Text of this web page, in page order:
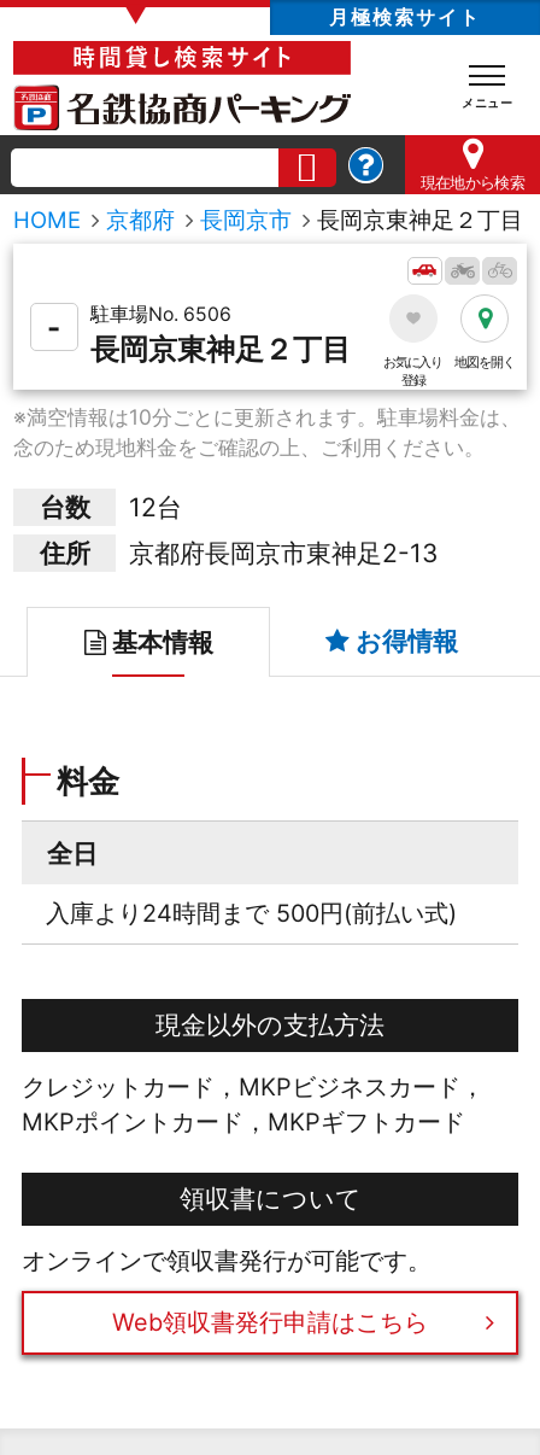
▼ 月極検索サイト
現在地から検索
HOME 京都府 長岡京市 長岡京東神足２丁目
- 駐車場No. 6506
長岡京東神足２丁目
お気に入り
登録
地図を開く
※満空情報は10分ごとに更新されます。駐車場料金は、
念のため現地料金をご確認の上、ご利用ください。
台数
12台
住所
京都府長岡京市東神足2-13
基本情報 お得情報
料金
全日
入庫より24時間まで 500円(前払い式)
現金以外の支払方法
クレジットカード，MKPビジネスカード，
MKPポイントカード，MKPギフトカード
領収書について
オンラインで領収書発行が可能です。
Web領収書発行申請はこちら